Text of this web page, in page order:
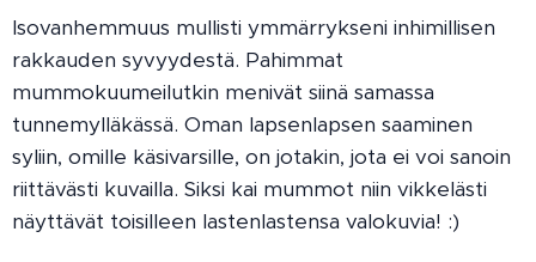
Isovanhemmuus mullisti ymmärrykseni inhimillisen
rakkauden syvyydestä. Pahimmat
mummokuumeilutkin menivät siinä samassa
tunnemylläkässä. Oman lapsenlapsen saaminen
syliin, omille käsivarsille, on jotakin, jota ei voi sanoin
riittävästi kuvailla. Siksi kai mummot niin vikkelästi
näyttävät toisilleen lastenlastensa valokuvia! :)